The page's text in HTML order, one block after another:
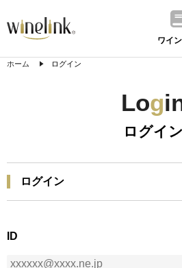
ワイ
ホーム ログイン
Log
ログイン
ログイン
ID